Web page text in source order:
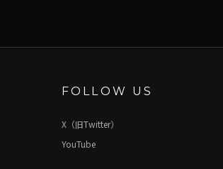
FOLLOW US
X（旧Twitter）
YouTube